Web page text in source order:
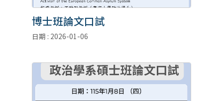
博士班論文口試
日期 : 2026-01-06